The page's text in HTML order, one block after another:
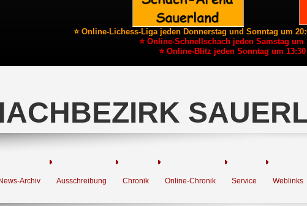
⭐ Online-Lichess-Liga jeden Donnerstag und Sonntag um
⭐ Online-Schnellschach jeden Samstag um
⭐ Online-Blitz jeden Sonntag um
Archiv Ausschreibung Chronik Online-Chronik Service Weblinks